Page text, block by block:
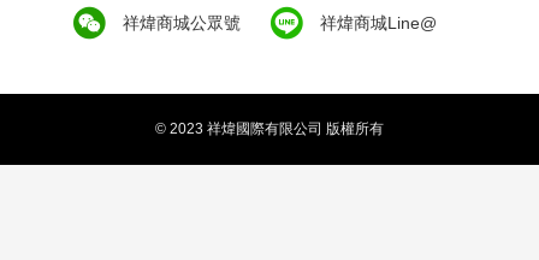
祥煒商城公眾號 祥煒商城Line@
© 2023 祥煒國際有限公司 版權所有